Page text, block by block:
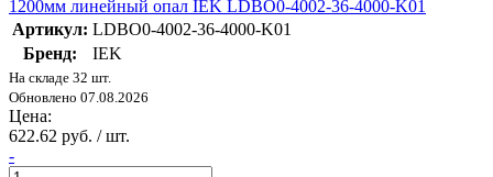
1200мм линейный опал IEK LDBO0-4002-36-4000-K01
Артикул: LDBO0-4002-36-4000-K01
Бренд:
IEK
На складе 32 шт.
Обновлено 07.08.2026
Цена:
622.62 руб. / шт.
-